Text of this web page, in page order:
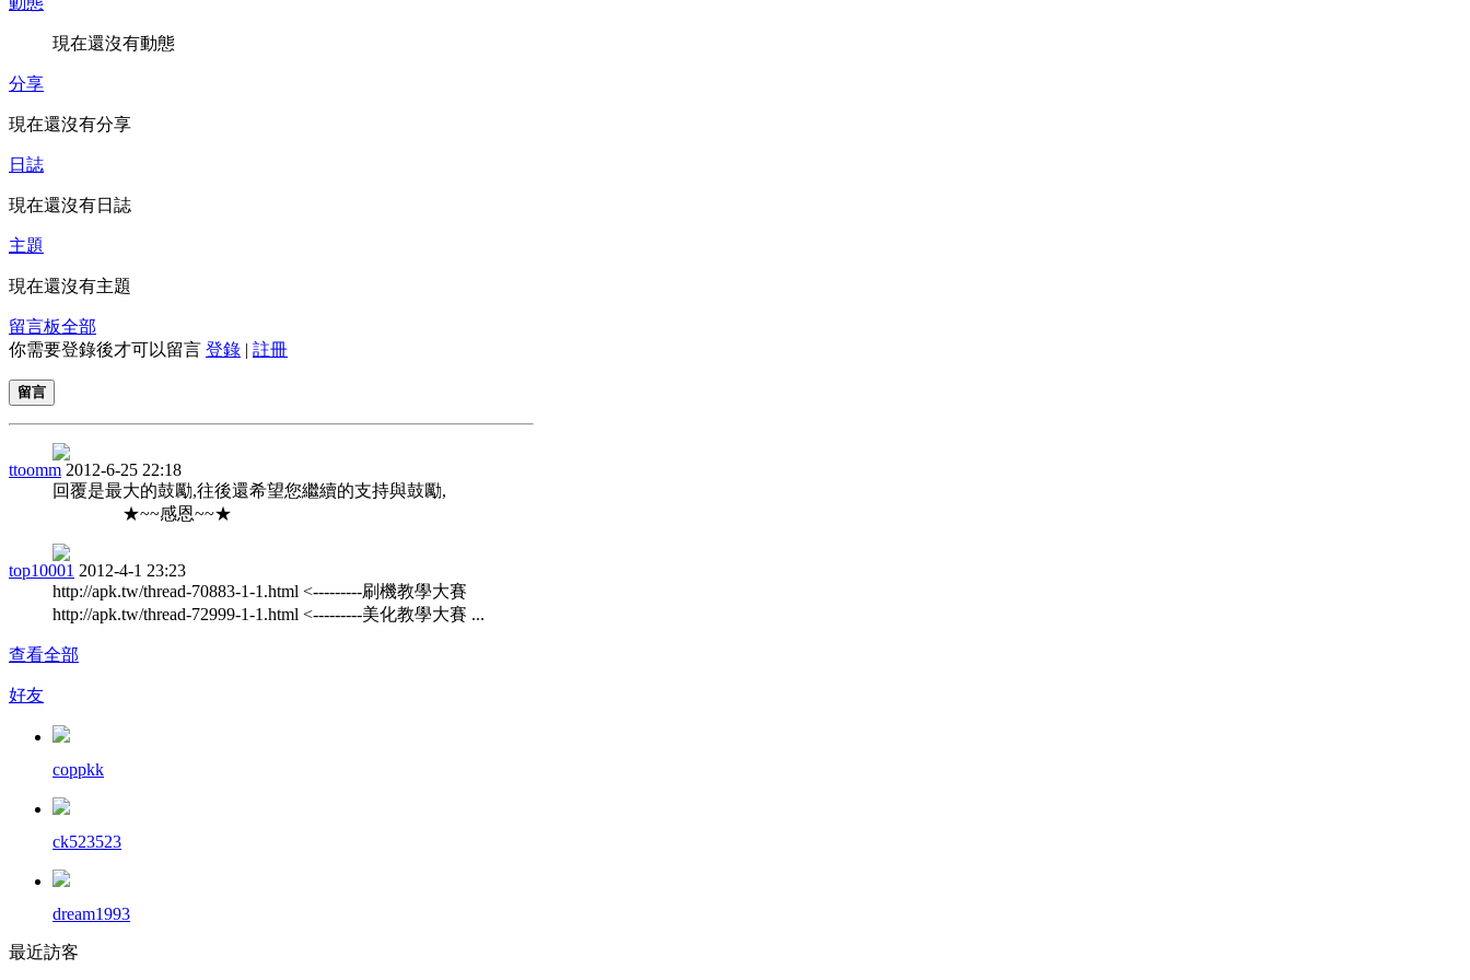
現在還沒有動態
分享
現在還沒有分享
日誌
現在還沒有日誌
主題
現在還沒有主題
留言板全部
你需要登錄後才可以留言 登錄 | 註冊
留言
ttoomm 2012-6-25 22:18
回覆是最大的鼓勵,往後還希望您繼續的支持與鼓勵,
★~~感恩~~★
top10001 2012-4-1 23:23
http://apk.tw/thread-70883-1-1.html <---------刷機教學大賽
http://apk.tw/thread-72999-1-1.html <---------美化教學大賽 ...
查看全部
好友
coppkk
ck523523
dream1993
最近訪客